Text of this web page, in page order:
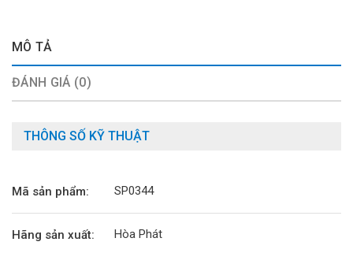
MÔ TẢ
ĐÁNH GIÁ (0)
THÔNG SỐ KỸ THUẬT
Mã sản phẩm: SP0344
Hãng sản xuất: Hòa Phát